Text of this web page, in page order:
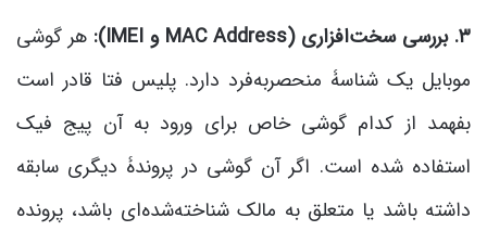
۳. بررسی سخت‌افزاری ( MAC Address وIMEI
): هر گوشی
موبایل یک شناسۀ منحصربه‌فرد دارد. پلیس فتا قادر است
بفهمد از کدام گوشی خاص برای ورود به آن پیج فیک
استفاده شده است. اگر آن گوشی در پروندۀ دیگری سابقه
داشته باشد یا متعلق به مالک شناخته‌شده‌ای باشد، پرونده